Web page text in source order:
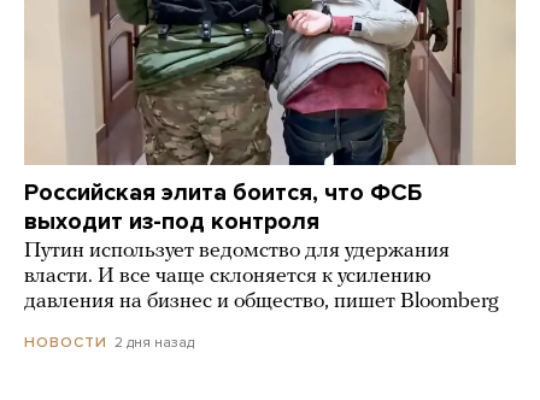
Российская элита боится, что ФСБ
выходит из-под контроля
Путин использует ведомство для удержания
власти. И все чаще склоняется к усилению
давления на бизнес и общество, пишет Bloomberg
НОВОСТИ 2 дня назад